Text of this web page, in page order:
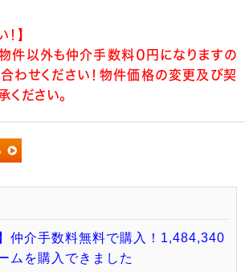
】
件以外も仲介手数料０円になりますの
わせください！物件価格の変更及び契
ださい。
仲介手数料無料で購入！1,484,340
ムを購入できました